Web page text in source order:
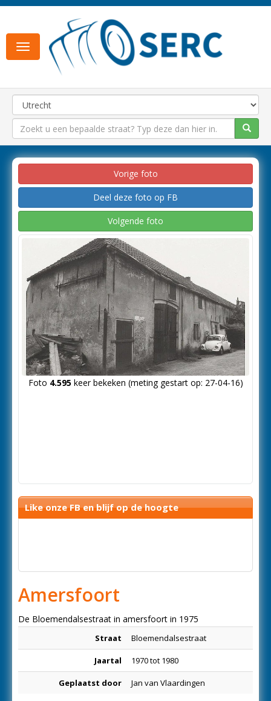
Toggle
navigation
Vorige foto
Deel deze foto op FB
Volgende foto
Foto 4.595keer bekeken (meting gestart op: 27-04-16)
Like onze FB en blijf op de hoogte
Amersfoort
De Bloemendalsestraat in amersfoort in 1975
Straat Bloemendalsestraat
Jaartal 1970 tot 1980
Geplaatst door Jan van Vlaardingen